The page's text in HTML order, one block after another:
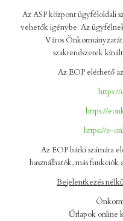
Az ASP központ ügyféloldali
vehetők igénybe. Az
Város
szakrendszerek
Az EOP elérhető
https://
https://
https://e-
Az EOP bárki számára
használhatók, más
Bejelentkezés
Űrlapok online